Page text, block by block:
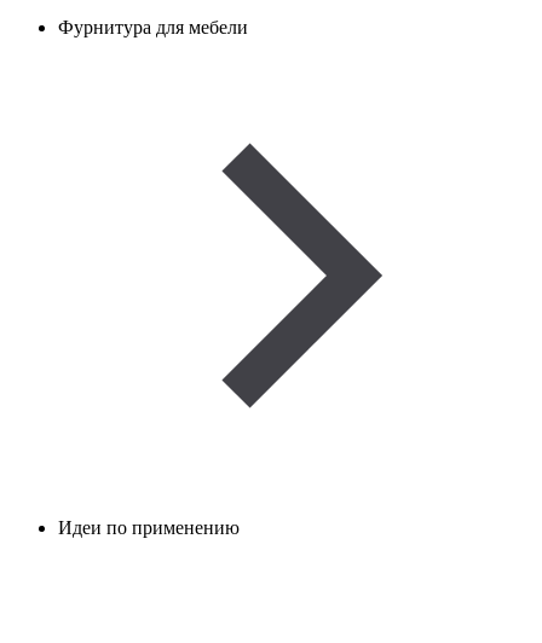
Фурнитура для мебели
Идеи по применению